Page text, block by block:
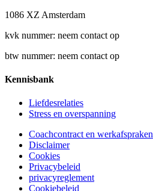
1086 XZ Amsterdam
kvk nummer: neem contact op
btw nummer: neem contact op
Kennisbank
Liefdesrelaties
Stress en overspanning
Coachcontract en werkafspraken
Disclaimer
Cookies
Privacybeleid
privacyreglement
Cookiebeleid